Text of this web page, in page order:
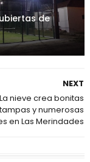
de
NEXT
La nieve crea bonitas
y numerosas
en Las Merindades